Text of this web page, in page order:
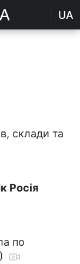
UA
склади та
Росія
по